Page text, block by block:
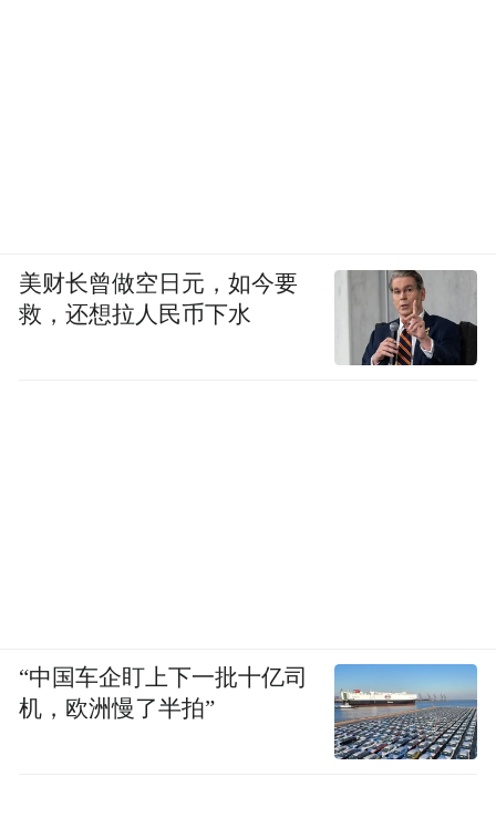
美财长曾做空日元，如今要
救，还想拉人民币下水
“中国车企盯上下一批十亿司
机，欧洲慢了半拍”